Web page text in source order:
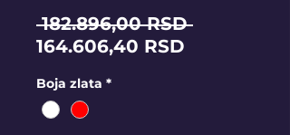
182.896,00 RSD Regular
164.606,40 RSD
Boja zlata *